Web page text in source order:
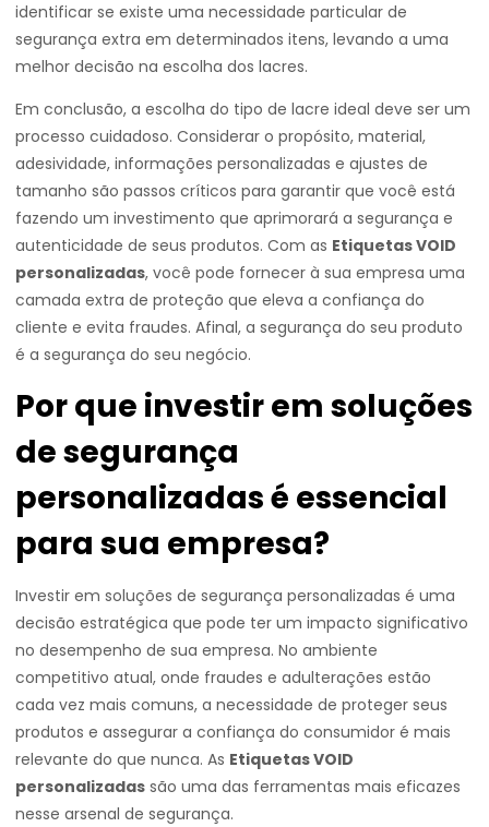
identificar se existe uma necessidade particular de
segurança extra em determinados itens, levando a uma
melhor decisão na escolha dos lacres.
Em conclusão, a escolha do tipo de lacre ideal deve ser um
processo cuidadoso. Considerar o propósito, material,
adesividade, informações personalizadas e ajustes de
tamanho são passos críticos para garantir que você está
fazendo um investimento que aprimorará a segurança e
autenticidade de seus produtos. Com as Etiquetas VOID
personalizadas, você pode fornecer à sua empresa uma
camada extra de proteção que eleva a confiança do
cliente e evita fraudes. Afinal, a segurança do seu produto
é a segurança do seu negócio.
Por que investir em soluções
de segurança
personalizadas é essencial
para sua empresa?
Investir em soluções de segurança personalizadas é uma
decisão estratégica que pode ter um impacto significativo
no desempenho de sua empresa. No ambiente
competitivo atual, onde fraudes e adulterações estão
cada vez mais comuns, a necessidade de proteger seus
produtos e assegurar a confiança do consumidor é mais
relevante do que nunca. As Etiquetas VOID
personalizadas são uma das ferramentas mais eficazes
nesse arsenal de segurança.